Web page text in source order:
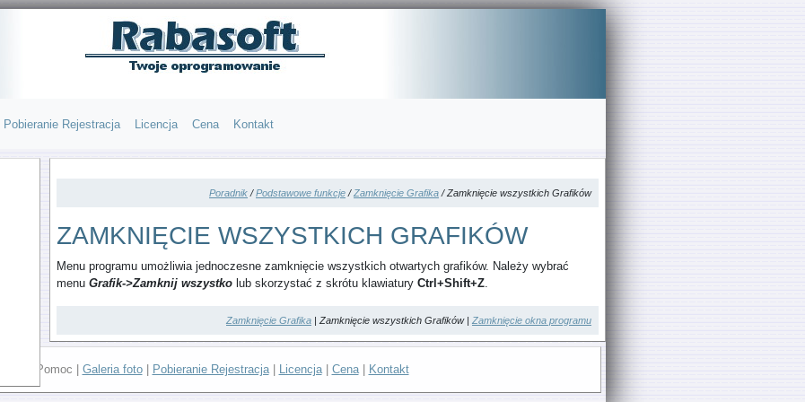
Pobieranie Rejestracja Licencja Cena Kontakt
Poradnik /Podstawowe funkcje /Zamknięcie Grafika / Zamknięcie wszystkich Grafików
ZAMKNIĘCIE WSZYSTKICH GRAFIKÓW
Menu programu umożliwia jednoczesne zamknięcie wszystkich otwartych grafików. Należy wybrać
menu Grafik->Zamknij wszystko lub skorzystać z skrótu klawiatury Ctrl+Shift+Z.
Zamknięcie Grafika | Zamknięcie wszystkich Grafików | Zamknięcie okna programu
| Pomoc | Galeria foto| Pobieranie Rejestracja| Licencja| Cena| Kontakt